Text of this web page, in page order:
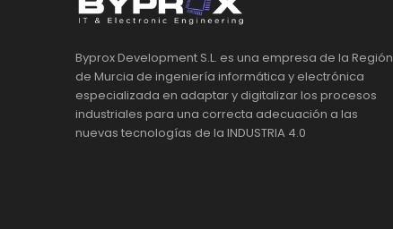
Byprox Development S.L. es una empresa de la Región
de Murcia de ingeniería informática y electrónica
especializada en adaptar y digitalizar los procesos
industriales para una correcta adecuación a las
nuevas tecnologías de la INDUSTRIA 4.0